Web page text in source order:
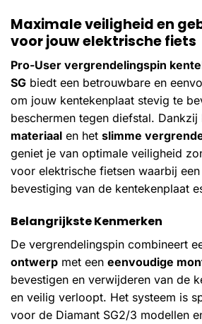
Maximale veiligheid en
voor jouw elektrische fiets
Pro-User vergrendelingspin
SG biedt een betrouwbare en
om jouw kentekenplaat stevig te
beschermen tegen diefstal. Dankzij
materiaal en het slimme
geniet je van optimale veiligheid
voor elektrische fietsen waarbij
bevestiging van de kentekenplaat
Belangrijkste Kenmerken
De vergrendelingspin combineert
ontwerp met een eenvoudige
bevestigen en verwijderen van de
en veilig verloopt. Het systeem is
voor de Diamant SG2/3 modellen